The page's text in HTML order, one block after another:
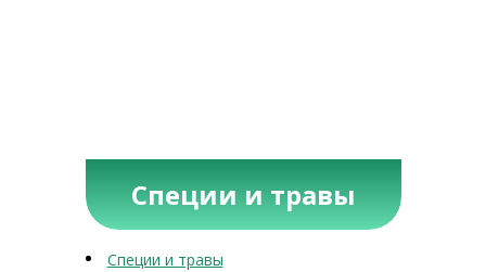
Специи и травы
Специи и травы